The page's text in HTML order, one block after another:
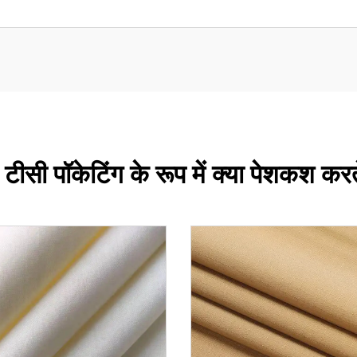
पॉकेटिंग के रूप में क्या पेशकश